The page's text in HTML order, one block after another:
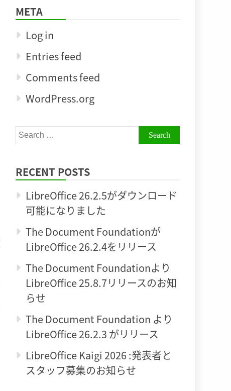
META
Log in
Entries feed
Comments feed
WordPress.org
Search
for:
RECENT POSTS
LibreOffice 26.2.5がダウンロード
可能になりました
The Document Foundationが
LibreOffice 26.2.4をリリース
The Document Foundationより
LibreOffice 25.8.7リリースのお知
らせ
The Document Foundation より
LibreOffice 26.2.3 がリリース
LibreOffice Kaigi 2026 :発表者と
スタッフ募集のお知らせ